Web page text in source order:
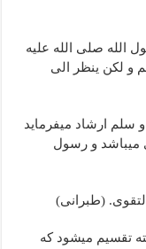
الله صلى الله علیه
و لکن ینظر الی
سلم ارشاد میفرماید
میباشد و رسول
(طبرانی)
تقسیم میشود که